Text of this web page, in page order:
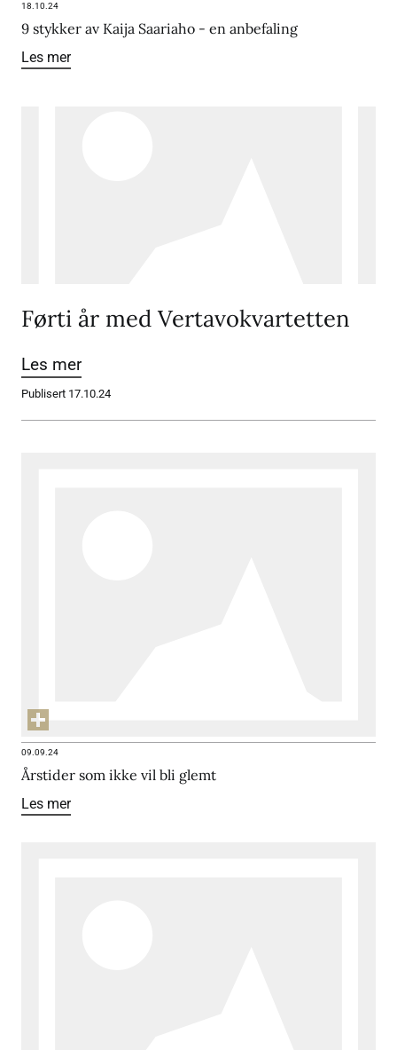
18.10.24
9 stykker av Kaija Saariaho - en anbefaling
Les mer
Førti år med Vertavokvartetten
Les mer
Publisert 17.10.24
09.09.24
Årstider som ikke vil bli glemt
Les mer